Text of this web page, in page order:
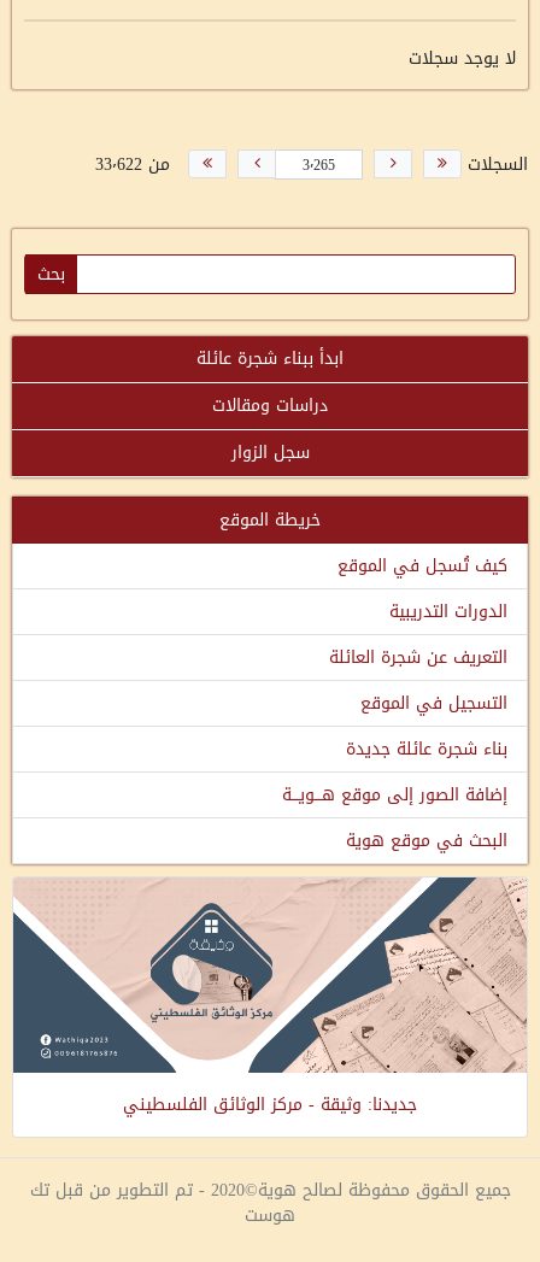
لا يوجد سجلات
السجلات من 33٬622
ابدأ ببناء شجرة عائلة
دراسات ومقالات
سجل الزوار
خريطة الموقع
كيف تُسجل في الموقع
الدورات التدريبية
التعريف عن شجرة العائلة
التسجيل في الموقع
بناء شجرة عائلة جديدة
إضافة الصور إلى موقع هـــويـــة
البحث في موقع هوية
جديدنا: وثيقة - مركز الوثائق الفلسطيني
جميع الحقوق محفوظة لصالح هوية©2020 - تم التطوير من قبل تك
هوست